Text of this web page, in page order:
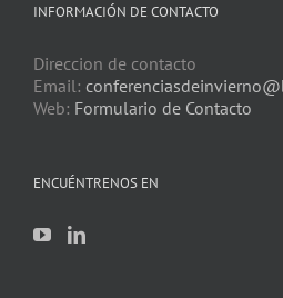
INFORMACIÓN DE CONTACTO
Direccion de contacto
Email:
Web: Formulario de Contacto
ENCUÉNTRENOS EN